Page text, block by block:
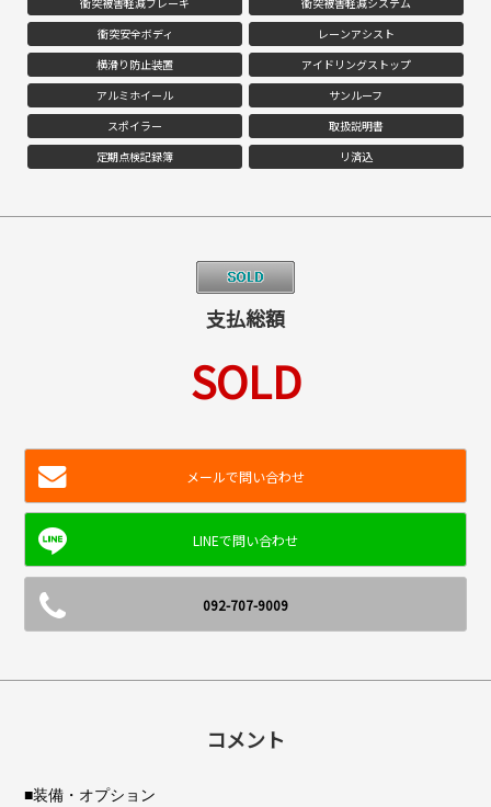
衝突安全ボディ
レーンアシスト
横滑り防止装置
アイドリングストップ
アルミホイール
サンルーフ
スポイラー
取扱説明書
定期点検記録簿
リ済込
支払総額
SOLD
メールで問い合わせ
092-707-9009
コメント
■装備・オプション